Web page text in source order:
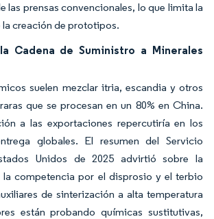
las prensas convencionales, lo que limita la
creación de prototipos.
Cadena de Suministro a Minerales
suelen mezclar itria, escandia y otros
que se procesan en un 80% en China.
a las exportaciones repercutiría en los
globales. El resumen del Servicio
Unidos de 2025 advirtió sobre la
competencia por el disprosio y el terbio
de sinterización a alta temperatura
están probando químicas sustitutivas,